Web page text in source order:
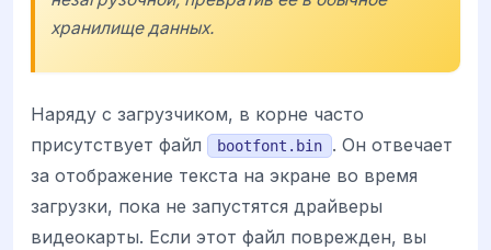
хранилище данных.
Наряду с загрузчиком, в корне часто
присутствует файл
bootfont.bin
. Он отвечает
за отображение текста на экране во время
загрузки, пока не запустятся драйверы
видеокарты. Если этот файл поврежден, вы